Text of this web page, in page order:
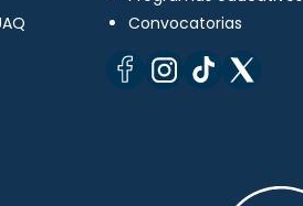
Convocatorias